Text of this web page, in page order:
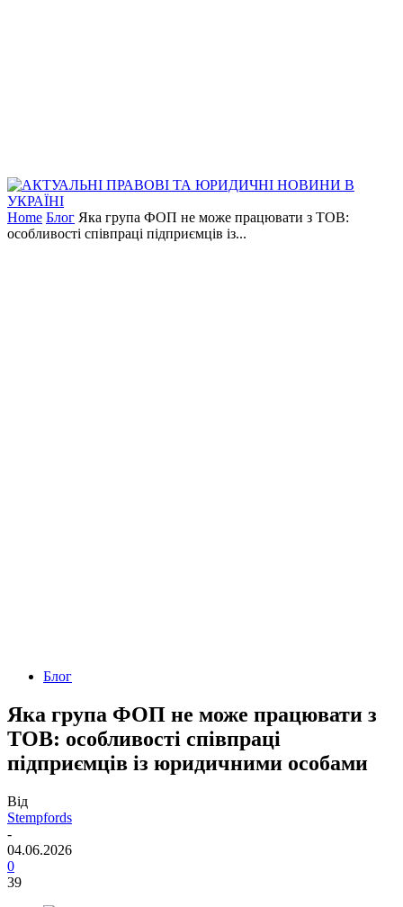
Home Блог Яка група ФОП не може працювати з ТОВ:
особливості співпраці підприємців із...
Блог
Яка група ФОП не може працювати з
ТОВ: особливості співпраці
підприємців із юридичними особами
Від
Stempfords
-
04.06.2026
0
39